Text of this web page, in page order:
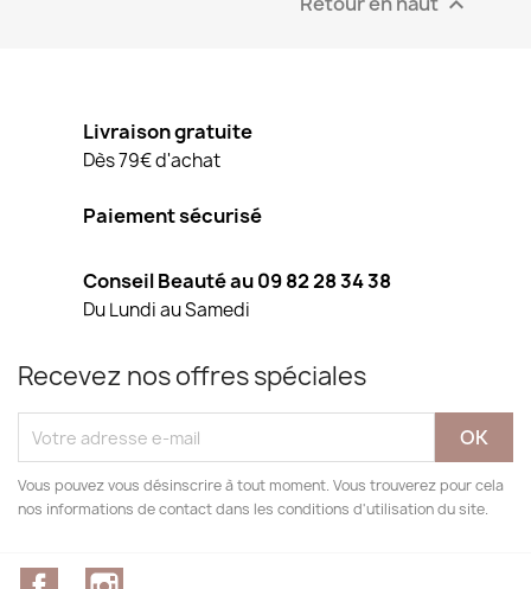
Livraison gratuite
Dès 79€ d'achat
Paiement sécurisé
Conseil Beauté au 09 82 28 34 38
Du Lundi au Samedi
Recevez nos offres spéciales
Vous pouvez vous désinscrire à tout moment. Vous trouverez pour cela
nos informations de contact dans les conditions d'utilisation du site.
Facebook